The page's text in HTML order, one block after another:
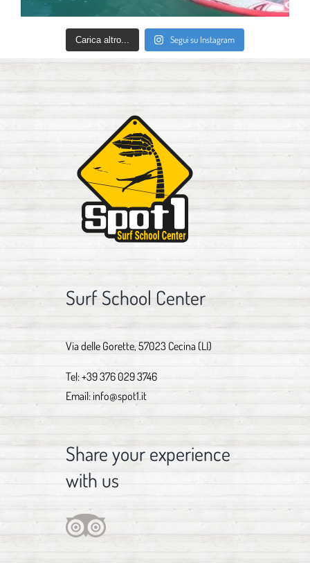
Carica altro... Segui su Instagram
Surf School Center
Via delle Gorette, 57023 Cecina (LI)
Tel:+39 376 029 3746
Email: info@spot1.it
Share your experience
with us